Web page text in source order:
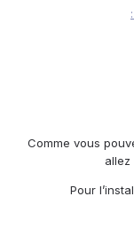
:
Comme vous
Pour